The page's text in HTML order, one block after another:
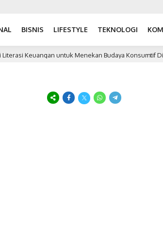
BISNIS LIFESTYLE TEKNOLOGI
Keuangan untuk Menekan Budaya Konsumtif